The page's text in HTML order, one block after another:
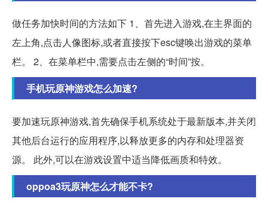
做任务加快时间的方法如下 1、首先进入游戏,在主界面的
左上角,点击人像图标,或者直接按下esc键唤出游戏的菜单
栏。 2、在菜单栏中,需要点击左侧的“时间”按。
手机玩原神游戏怎么加速?
要加速玩原神游戏,首先确保手机系统处于最新版本,并关闭
其他后台运行的应用程序,以释放更多的内存和处理器资
源。 此外,可以在游戏设置中适当降低画质和特效。
oppoa3玩原神怎么才能不卡?